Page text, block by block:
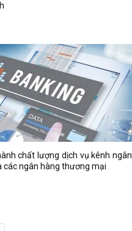
chất lượng dịch vụ kênh ngân
các ngân hàng thương mại